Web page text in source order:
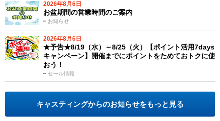
2026年8月6日
お知らせ
お盆期間の営業時間のご案内
2026年8月6日
セール情報
★予告★8/19（水）～8/25（火）【ポイント活用7days
キャンペーン】開催までにポイントをためておトクに使
おう！
キャスティングからのお知らせをもっと見る